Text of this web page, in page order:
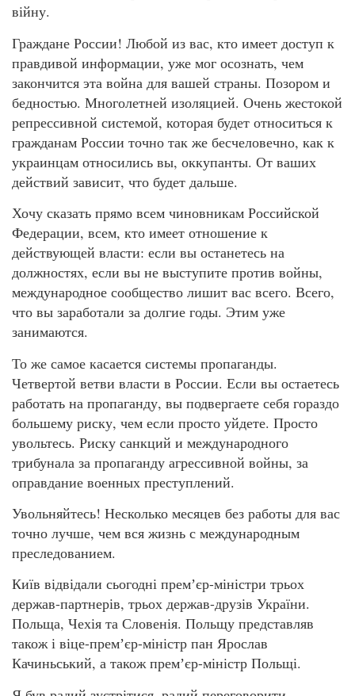
війну.
Граждане России! Любой из вас, кто имеет доступ к
правдивой информации, уже мог осознать, чем
закончится эта война для вашей страны. Позором и
бедностью. Многолетней изоляцией. Очень жестокой
репрессивной системой, которая будет относиться к
гражданам России точно так же бесчеловечно, как к
украинцам относились вы, оккупанты. От ваших
действий зависит, что будет дальше.
Хочу сказать прямо всем чиновникам Российской
Федерации, всем, кто имеет отношение к
действующей власти: если вы останетесь на
должностях, если вы не выступите против войны,
международное сообщество лишит вас всего. Всего,
что вы заработали за долгие годы. Этим уже
занимаются.
То же самое касается системы пропаганды.
Четвертой ветви власти в России. Если вы остаетесь
работать на пропаганду, вы подвергаете себя гораздо
большему риску, чем если просто уйдете. Просто
увольтесь. Риску санкций и международного
трибунала за пропаганду агрессивной войны, за
оправдание военных преступлений.
Увольняйтесь! Несколько месяцев без работы для вас
точно лучше, чем вся жизнь с международным
преследованием.
Київ відвідали сьогодні премʼєр-міністри трьох
держав-партнерів, трьох держав-друзів України.
Польща, Чехія та Словенія. Польщу представляв
також і віце-премʼєр-міністр пан Ярослав
Качиньський, а також премʼєр-міністр Польщі.